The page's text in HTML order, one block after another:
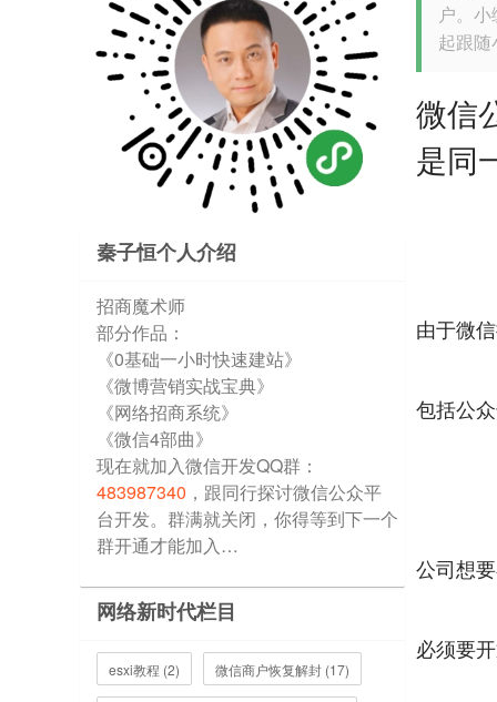
秦子恒个人介绍
招商魔术师
部分作品：
《0基础一小时快速建站》
《微博营销实战宝典》
《网络招商系统》
《微信4部曲》
现在就加入微信开发QQ群：
483987340 ，跟同行探讨微信公众平
台开发。群满就关闭，你得等到下一个
群开通才能加入…
网络新时代栏目
esxi教程 (2) 微信商户恢复解封 (17)
户。
起跟
微信
是同
由于微
包括公
公司想
必须要